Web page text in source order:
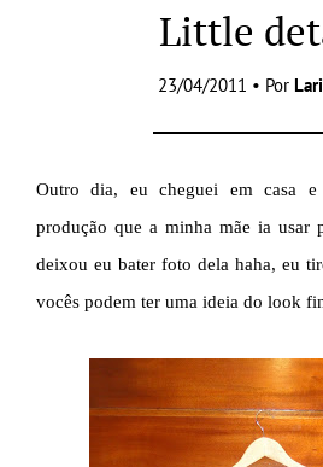
Little
23/04/2011 • Por Lari
Outro dia, eu cheguei em casa
produção que a minha mãe ia usar
deixou eu bater foto dela haha, eu
vocês podem ter uma ideia do look